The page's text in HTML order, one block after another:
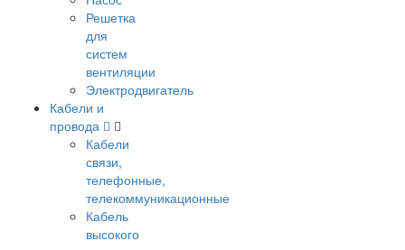
Решетка
для
систем
вентиляции
Электродвигатель
Кабели и
провода
Кабели
связи,
телефонные,
телекоммуникационные
Кабель
высокого